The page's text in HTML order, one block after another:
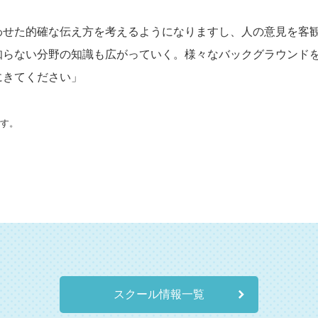
た的確な伝え方を考えるようになりますし、人の意見を客
ない分野の知識も広がっていく。様々なバックグラウンド
てください」
。
スクール情報一覧